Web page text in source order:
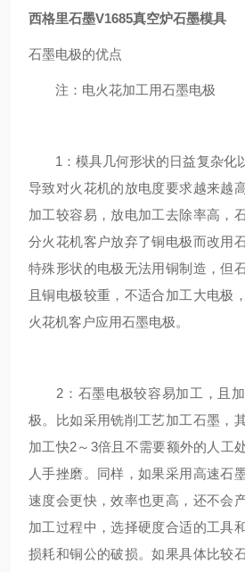
西格里石墨V1685真空炉石墨模具
石墨电极的优点
注：电火花加工用石墨电极
1：模具几何形状的日益复杂化
导致对火花机的放电度要求越来越
加工较容易，放电加工去除率高，
分火花机客户放弃了铜电极而改用
特殊形状的电极无法用铜制造，但
且铜电极较重，不适合加工大电极
火花机客户应用石墨电极。
2：石墨电极较容易加工，且加
极。比如采用铣削工艺加工石墨，
加工快2～3倍且不需要额外的人工
人手挫磨。同样，如果采用高速石
速度会更快，效率也更高，还不会
加工过程中，选择硬度合适的工具
损耗和铜公的破损。如果具体比较